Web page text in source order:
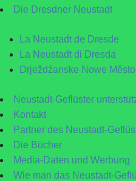
Die Dresdner Neustadt
La Neustadt de Dresde
La Neustadt di Dresda
Drježdźanske Nowe Město
Neustadt-Geflüster
Kontakt
Partner des Neustadt-
Die Bücher
Media-Daten und Werbung
Wie man das Neustadt-